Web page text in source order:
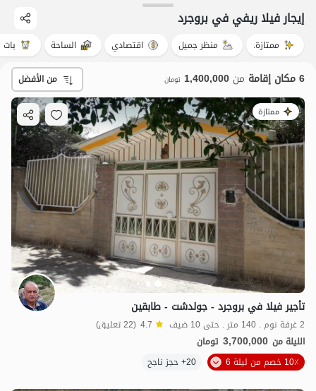
إيجار فيلا ريفي في بروجرد
ممتازة. منظر جميل اقتصادي الساحة بات
6 مكان إقامة من 1,400,000 تومان من الأفضل
ممتازة
تأجير فيلا في بروجرد - جولدشت - طابقين
2 غرفة نوم . 140 متر . حتى 10 ضيف 4.7 (22 تعليق)
الليلة من 3,700,000 تومان
10٪ خصم من ليلة 6
20+ حجز ناجح